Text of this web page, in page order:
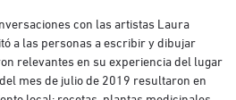
con las artistas Laura
a las personas a escribir y dibujar
relevantes en su experiencia del lugar
mes de julio de 2019 resultaron en